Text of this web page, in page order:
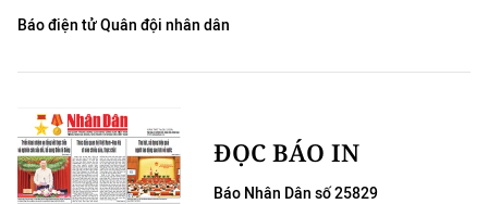
Báo điện tử Quân đội nhân dân
ĐỌC BÁO IN
Báo Nhân Dân số 25829